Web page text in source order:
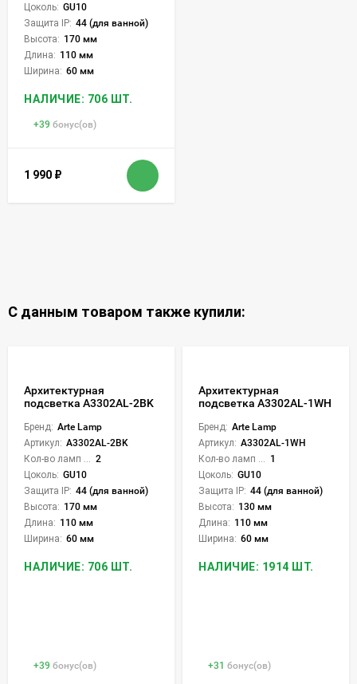
Цоколь: GU10
Защита IP: 44 (для ванной)
Высота: 170 мм
Длина: 110 мм
Ширина: 60 мм
НАЛИЧИЕ: 706 ШТ.
+39 бонус(ов)
1 990 ₽
С данным товаром также купили:
Архитектурная
подсветка A3302AL-2BK
Бренд: Arte Lamp
Артикул: A3302AL-2BK
2
Цоколь: GU10
Защита IP: 44 (для ванной)
Высота: 170 мм
Длина: 110 мм
Ширина: 60 мм
НАЛИЧИЕ: 706 ШТ.
+39 бонус(ов)
Архитектурная
подсветка A3302AL-1WH
Бренд: Arte Lamp
Артикул: A3302AL-1WH
1
Цоколь: GU10
Защита IP: 44 (для ванной)
Высота: 130 мм
Длина: 110 мм
Ширина: 60 мм
НАЛИЧИЕ: 1914 ШТ.
+31 бонус(ов)